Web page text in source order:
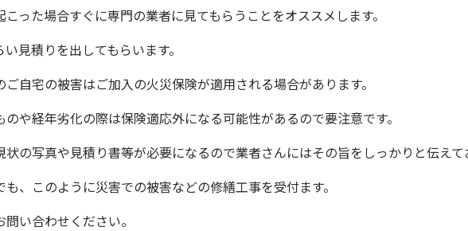
った場合すぐに専門の業者に見てもらうことをオススメします。
見積りを出してもらいます。
自宅の被害はご加入の火災保険が適用される場合があります。
や経年劣化の際は保険適応外になる可能性があるので要注意です。
状の写真や見積り書等が必要になるので業者さんにはその旨をしっかりと伝え
、このように災害での被害などの修繕工事を受付ます。
い合わせください。